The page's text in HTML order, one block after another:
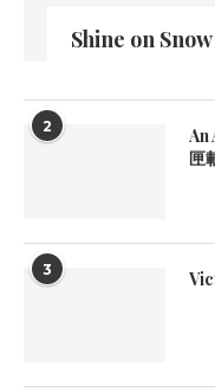
Shine on
2
An
匣
3